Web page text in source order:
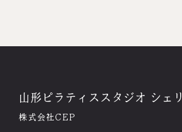
山形ピラティススタジオ シェリ
株式会社CEP